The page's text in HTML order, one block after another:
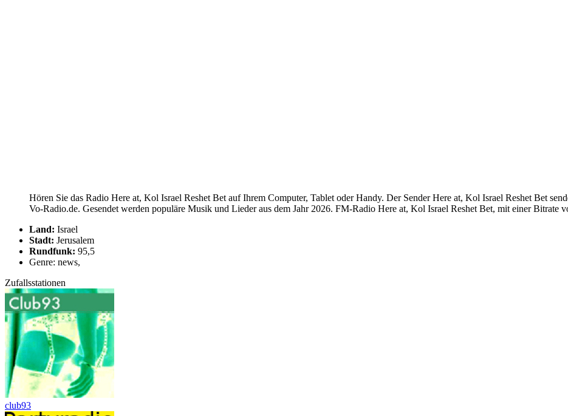
Hören Sie das Radio Here at, Kol Israel Reshet Bet auf Ihrem Computer, Tablet oder Handy. Der Sender Here at, Kol Israel Reshet Bet
Vo-Radio.de. Gesendet werden populäre Musik und Lieder aus dem Jahr 2026. FM-Radio Here at, Kol Israel Reshet Bet, mit einer Bitrate
Land: Israel
Stadt: Jerusalem
Rundfunk: 95,5
Genre: news,
Zufallsstationen
club93